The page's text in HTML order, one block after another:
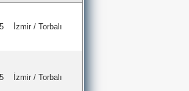
İzmir / Torbalı
İzmir / Torbalı